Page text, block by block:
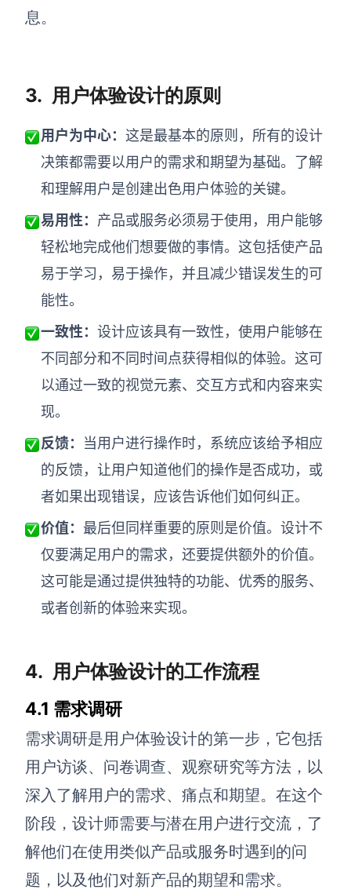
息。
3. 用户体验设计的原则
用户为中心： 这是最基本的原则，所有的设计
决策都需要以用户的需求和期望为基础。了解
和理解用户是创建出色用户体验的关键。
易用性： 产品或服务必须易于使用，用户能够
轻松地完成他们想要做的事情。这包括使产品
易于学习，易于操作，并且减少错误发生的可
能性。
一致性： 设计应该具有一致性，使用户能够在
不同部分和不同时间点获得相似的体验。这可
以通过一致的视觉元素、交互方式和内容来实
现。
反馈： 当用户进行操作时，系统应该给予相应
的反馈，让用户知道他们的操作是否成功，或
者如果出现错误，应该告诉他们如何纠正。
价值： 最后但同样重要的原则是价值。设计不
仅要满足用户的需求，还要提供额外的价值。
这可能是通过提供独特的功能、优秀的服务、
或者创新的体验来实现。
4. 用户体验设计的工作流程
4.1 需求调研
需求调研是用户体验设计的第一步，它包括
用户访谈、问卷调查、观察研究等方法，以
深入了解用户的需求、痛点和期望。在这个
阶段，设计师需要与潜在用户进行交流，了
解他们在使用类似产品或服务时遇到的问
题，以及他们对新产品的期望和需求。